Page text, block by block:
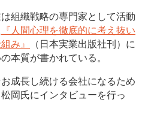
組織戦略の専門家として活動
『人間心理を徹底的に考え抜い
み』
（日本実業出版社刊）に
本質が書かれている。
成長し続ける会社になるため
岡氏にインタビューを行っ